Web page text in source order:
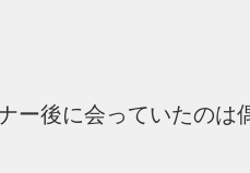
ナー後に会っていたの